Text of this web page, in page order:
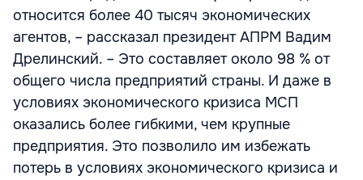
относится более 40 тысяч экономических
агентов, – рассказал президент АПРМ Вадим
Дрелинский. – Это составляет около 98 % от
общего числа предприятий страны. И даже в
условиях экономического кризиса МСП
оказались более гибкими, чем крупные
предприятия. Это позволило им избежать
потерь в условиях экономического кризиса и